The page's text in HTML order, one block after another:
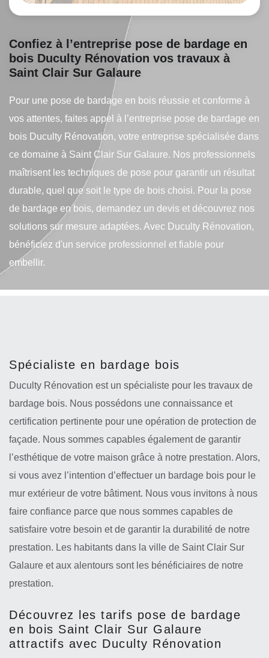
Confiez à l’entreprise pose de bardage en
bois Duculty Rénovation vos travaux à
Saint Clair Sur Galaure
Pour une pose de bardage en bois réussie et conforme à
vos attentes, faites appel à l’entreprise pose de bardage en
bois Duculty Rénovation, votre entreprise spécialisée dans
ce domaine à Saint Clair Sur Galaure. Nos professionnels
maîtrisent les techniques de pose pour garantir un résultat
durable, quel que soit le type de bois choisi. Pour la pose
de bardage en bois, demandez un devis et découvrez nos
solutions sur mesure adaptées. Avec Duculty Rénovation,
bénéficiez d'un service professionnel et fiable pour
embellir.
Spécialiste en bardage bois
Duculty Rénovation est un spécialiste pour les travaux de
bardage bois. Nous possédons une connaissance et
certification pertinente pour une opération de protection de
façade. Nous sommes capables également de garantir
l’esthétique de votre maison grâce à notre prestation. Alors,
si vous avez l’intention d’effectuer un bardage bois pour le
mur extérieur de votre bâtiment. Nous vous invitons à nous
faire confiance parce que nous sommes capables de
satisfaire votre besoin et de garantir la durabilité de notre
prestation. Les habitants dans la ville de Saint Clair Sur
Galaure et aux alentours sont les bénéficiaires de notre
prestation.
Découvrez les tarifs pose de bardage
en bois Saint Clair Sur Galaure
attractifs avec Duculty Rénovation